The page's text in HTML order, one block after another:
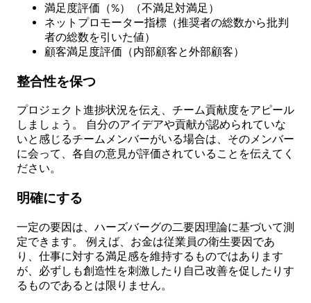
満足度評価（%）（不満足対満足）
ネットプロモーター指標（推奨者の総数から批判
者の総数を引いた値）
顧客満足度評価（内部顧客と外部顧客）
整合性を保つ
プロジェクト進捗状況を伝え、チーム貢献度をアピール
しましょう。 自分のアイデアや貢献が認められていな
いと感じるチームメンバーがいる場合は、そのメンバー
に会って、各自の意見が評価されていることを伝えてく
ださい。
明確にする
一定の要因は、ハーズバーグの二要因理論に基づいて測
定できます。 例えば、お金は従業員の衛生要因であ
り、仕事に対する満足感を維持するものではあります
が、必ずしも創造性を刺激したり自己改善を促したりす
るものであるとは限りません。